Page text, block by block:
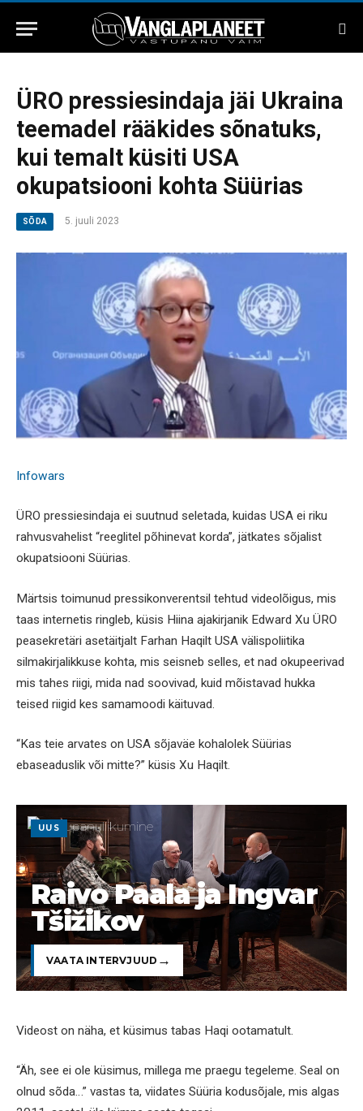
ÜRO pressiesindaja jäi Ukraina
teemadel rääkides sõnatuks,
kui temalt küsiti USA
okupatsiooni kohta Süürias
SÕDA 5. juuli 2023
Infowars
ÜRO pressiesindaja ei suutnud seletada, kuidas USA ei riku
rahvusvahelist “reeglitel põhinevat korda”, jätkates sõjalist
okupatsiooni Süürias.
Märtsis toimunud pressikonverentsil tehtud videolõigus, mis
taas internetis ringleb, küsis Hiina ajakirjanik Edward Xu ÜRO
peasekretäri asetäitjalt Farhan Haqilt USA välispoliitika
silmakirjalikkuse kohta, mis seisneb selles, et nad okupeerivad
mis tahes riigi, mida nad soovivad, kuid mõistavad hukka
teised riigid kes samamoodi käituvad.
“Kas teie arvates on USA sõjaväe kohalolek Süürias
ebaseaduslik või mitte?” küsis Xu Haqilt.
UUS
Raivo Paala ja Ingvar
Tšižikov
VAATA INTERVJUUD
Videost on näha, et küsimus tabas Haqi ootamatult.
“Äh, see ei ole küsimus, millega me praegu tegeleme. Seal on
olnud sõda…” vastas ta, viidates Süüria kodusõjale, mis algas